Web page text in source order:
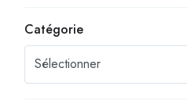
Catégorie